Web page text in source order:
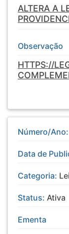
ALTERA A
Observação
HTTPS://
Número/Ano:
Data de
Categoria:
Status: Ativa
Ementa